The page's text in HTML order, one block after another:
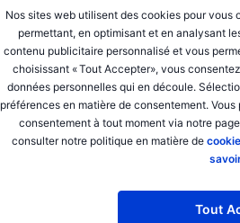
Nos sites web utilisent des cookies pour
permettant, en optimisant et en analysant
contenu publicitaire personnalisé et vous
choisissant « Tout Accepter», vous
données personnelles qui en découle.
préférences en matière de consentement.
consentement à tout moment via notre
consulter notre politique en matière de
Tout